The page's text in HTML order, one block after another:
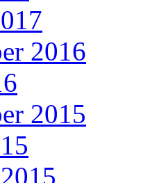
2016
2015